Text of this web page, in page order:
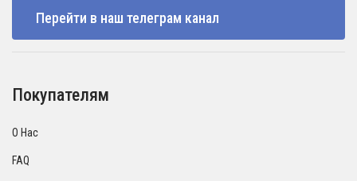
Перейти в наш телеграм канал
Покупателям
О Нас
FAQ